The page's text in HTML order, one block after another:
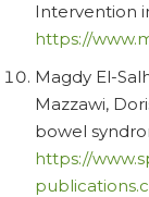
Intervention
https://
Magdy El-
Mazzawi,
bowel
https://